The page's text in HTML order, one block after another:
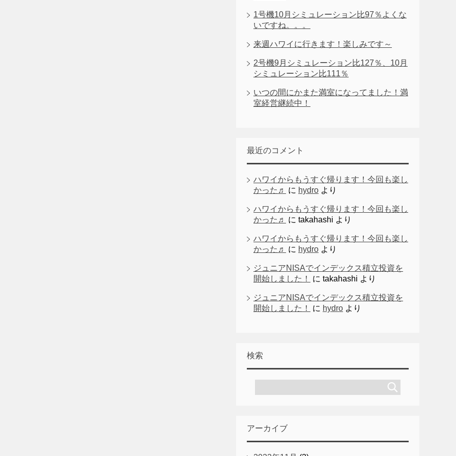
1号機10月シミュレーション比97％よくな
いですね。。。
来週ハワイに行きます！楽しみです～
2号機9月シミュレーション比127％、10月
シミュレーション比111％
いつの間にかまた満室になってました！満
室経営継続中！
最近のコメント
ハワイからもうすぐ帰ります！今回も楽し
かった♬
に hydro より
ハワイからもうすぐ帰ります！今回も楽し
かった♬
に takahashi より
ハワイからもうすぐ帰ります！今回も楽し
かった♬
に hydro より
ジュニアNISAでインデックス積立投資を
開始しました！
に takahashi より
ジュニアNISAでインデックス積立投資を
開始しました！
に hydro より
検索
アーカイブ